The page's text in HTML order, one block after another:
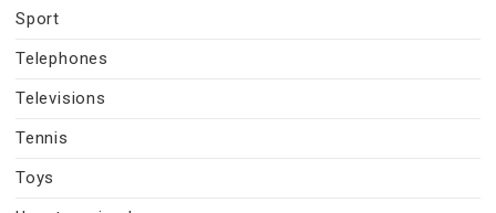
Sport
Telephones
Televisions
Tennis
Toys